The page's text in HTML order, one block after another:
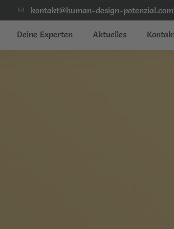
kontakt@human-design-potenzial.com
Deine Experten Aktuelles